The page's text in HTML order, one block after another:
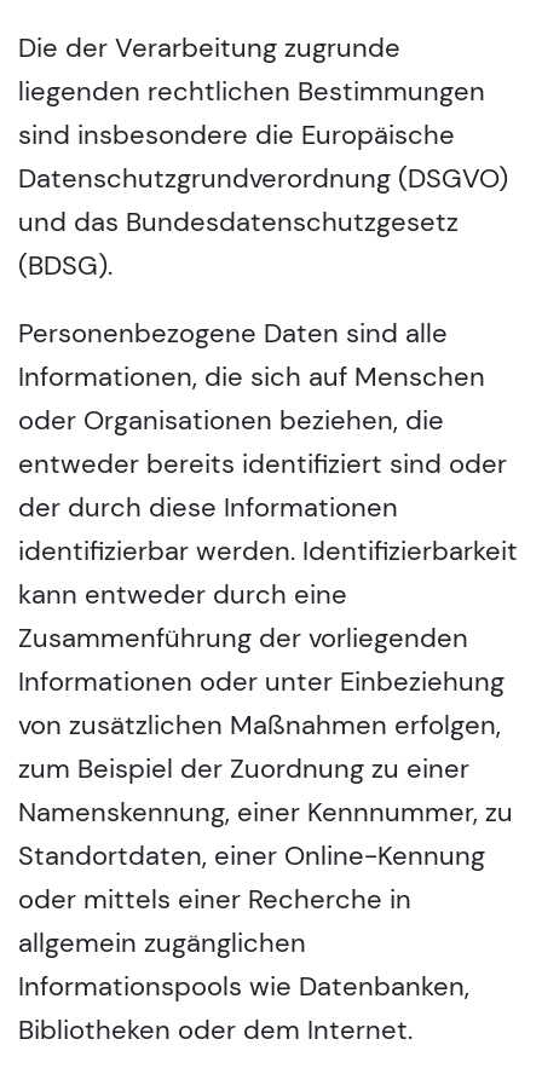
Die der Verarbeitung zugrunde
liegenden rechtlichen Bestimmungen
sind insbesondere die Europäische
Datenschutzgrundverordnung (DSGVO)
und das Bundesdatenschutzgesetz
(BDSG).
Personenbezogene Daten sind alle
Informationen, die sich auf Menschen
oder Organisationen beziehen, die
entweder bereits identifiziert sind oder
der durch diese Informationen
identifizierbar werden. Identifizierbarkeit
kann entweder durch eine
Zusammenführung der vorliegenden
Informationen oder unter Einbeziehung
von zusätzlichen Maßnahmen erfolgen,
zum Beispiel der Zuordnung zu einer
Namenskennung, einer Kennnummer, zu
Standortdaten, einer Online-Kennung
oder mittels einer Recherche in
allgemein zugänglichen
Informationspools wie Datenbanken,
Bibliotheken oder dem Internet.